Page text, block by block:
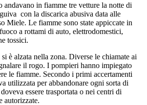
andavano in fiamme tre vetture la notte di
con la discarica abusiva data alle
Miele. Le fiamme sono state appiccate in
a rottami di auto, elettrodomestici,
tossici.
è alzata nella zona. Diverse le chiamate ai
il rogo. I pompieri hanno impiegato
le fiamme. Secondo i primi accertamenti
utilizzata per abbandonare ogni sorta di
essere trasportata o nei centri di
autorizzate.